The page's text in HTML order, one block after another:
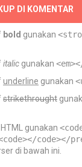
DI KOMENTAR
bold gunakan
italic gunakan
underline gunakan
strikethrought
gunakan
code></
di bawah ini.